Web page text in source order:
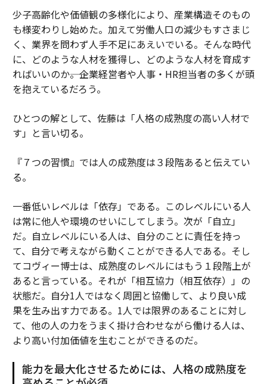
少子高齢化や価値観の多様化により、産業構造そのもの
も様変わりし始めた。加えて労働人口の減少もすさまじ
く、業界を問わず人手不足にあえいでいる。そんな時代
に、どのような人材を獲得し、どのような人材を育成す
ればいいのか――。企業経営者や人事・HR担当者の多くが頭
を抱えているだろう。
ひとつの解として、佐藤は「人格の成熟度の高い人材で
す」と言い切る。
『７つの習慣』では人の成熟度は３段階あると伝えてい
る。
一番低いレベルは「依存」である。このレベルにいる人
は常に他人や環境のせいにしてしまう。次が「自立」
だ。自立レベルにいる人は、自分のことに責任を持っ
て、自分で考えながら動くことができる人である。そし
てコヴィー博士は、成熟度のレベルにはもう１段階上が
あると言っている。それが「相互協力（相互依存）」の
状態だ。自分1人ではなく周囲と協働して、より良い成
果を生み出す力である。1人では限界のあることに対し
て、他の人の力をうまく掛け合わせながら働ける人は、
より高い付加価値を生むことができるのだ。
能力を最大化させるためには、人格の成熟度を